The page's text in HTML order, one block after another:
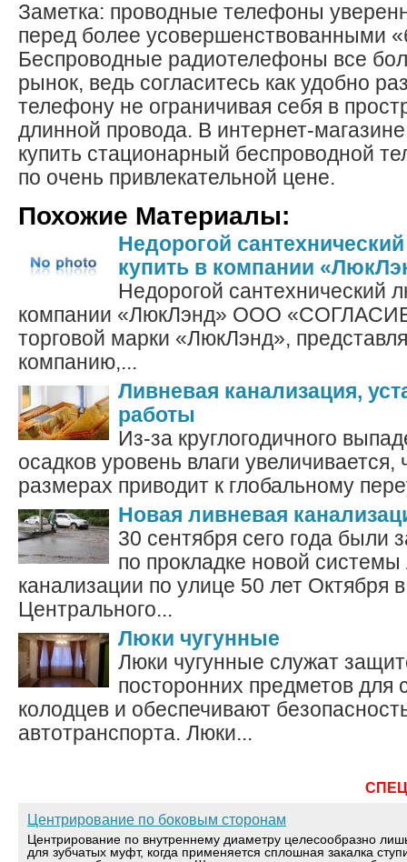
Заметка: проводные телефоны
перед более усовершенствованными
Беспроводные радиотелефоны все
рынок, ведь согласитесь как удобно
телефону не ограничивая себя в
длинной провода. В интернет-
купить стационарный беспроводной
по очень привлекательной цене.
Похожие Материалы:
Недорогой
купить в компании
Недорогой сантехнический
компании «ЛюкЛэнд» ООО
торговой марки «ЛюкЛэнд»,
компанию,...
Ливневая канализация,
работы
Из-за круглогодичного
осадков уровень влаги
размерах приводит к глобальному
Новая ливневая
30 сентября сего года были
по прокладке новой
канализации по улице 50 лет Октября
Центрального...
Люки чугунные
Люки чугунные служат
посторонних предметов для
колодцев и обеспечивают
автотранспорта. Люки...
Центрирование по боковым сторонам
Центрирование по внутреннему диаметру целесообразно
для зубчатых муфт, когда применяется сплошная закалка